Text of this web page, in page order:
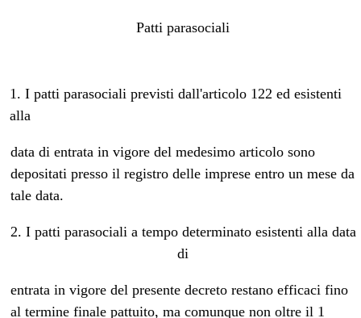
Patti parasociali
1. I patti parasociali previsti dall'articolo 122 ed esistenti
alla
data di entrata in vigore del medesimo articolo sono
depositati presso il registro delle imprese entro un mese da
tale data.
2. I patti parasociali a tempo determinato esistenti alla data
di
entrata in vigore del presente decreto restano efficaci fino
al termine finale pattuito, ma comunque non oltre il 1